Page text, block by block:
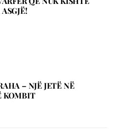
– NJЁ JETЁ NЁ
KOMBIT